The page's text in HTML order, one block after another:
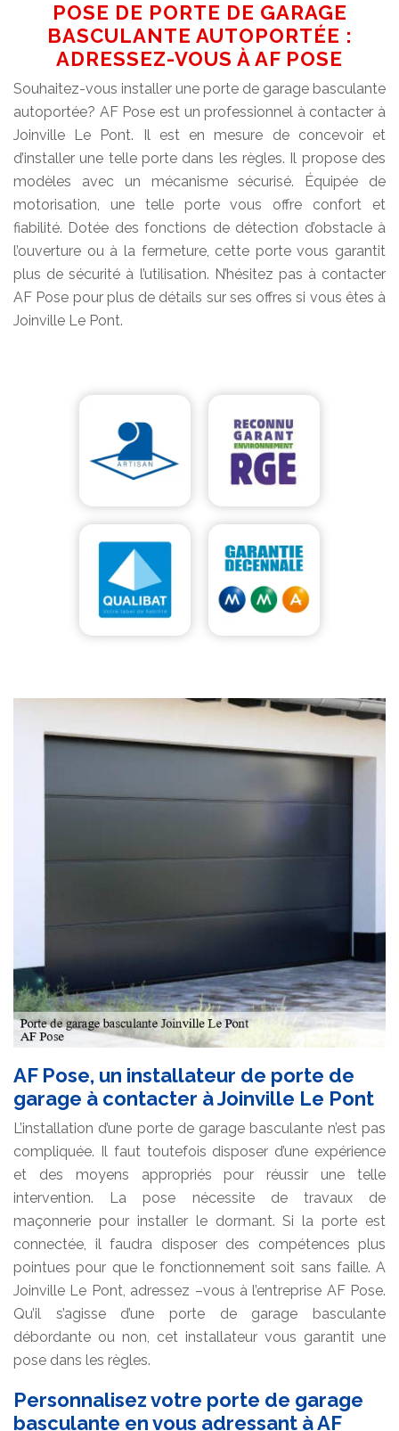
POSE DE PORTE DE GARAGE
BASCULANTE AUTOPORTÉE :
ADRESSEZ-VOUS À AF POSE
Souhaitez-vous installer une porte de garage basculante
autoportée? AF Pose est un professionnel à contacter à
Joinville Le Pont. Il est en mesure de concevoir et
d’installer une telle porte dans les règles. Il propose des
modèles avec un mécanisme sécurisé. Équipée de
motorisation, une telle porte vous offre confort et
fiabilité. Dotée des fonctions de détection d’obstacle à
l’ouverture ou à la fermeture, cette porte vous garantit
plus de sécurité à l’utilisation. N’hésitez pas à contacter
AF Pose pour plus de détails sur ses offres si vous êtes à
Joinville Le Pont.
AF Pose, un installateur de porte de
garage à contacter à Joinville Le Pont
L’installation d’une porte de garage basculante n’est pas
compliquée. Il faut toutefois disposer d’une expérience
et des moyens appropriés pour réussir une telle
intervention. La pose nécessite de travaux de
maçonnerie pour installer le dormant. Si la porte est
connectée, il faudra disposer des compétences plus
pointues pour que le fonctionnement soit sans faille. A
Joinville Le Pont, adressez –vous à l’entreprise AF Pose.
Qu’il s’agisse d’une porte de garage basculante
débordante ou non, cet installateur vous garantit une
pose dans les règles.
Personnalisez votre porte de garage
basculante en vous adressant à AF